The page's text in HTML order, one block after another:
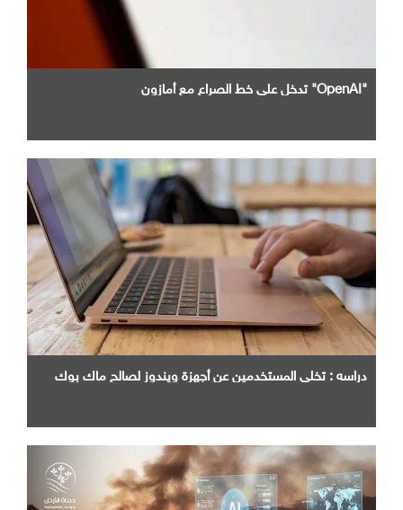
"OpenAI" تدخل علي خط الصراع مع أمازون
دراسه : تخلي المستخدمين عن أجهزة ويندوز لصالح ماك بوك